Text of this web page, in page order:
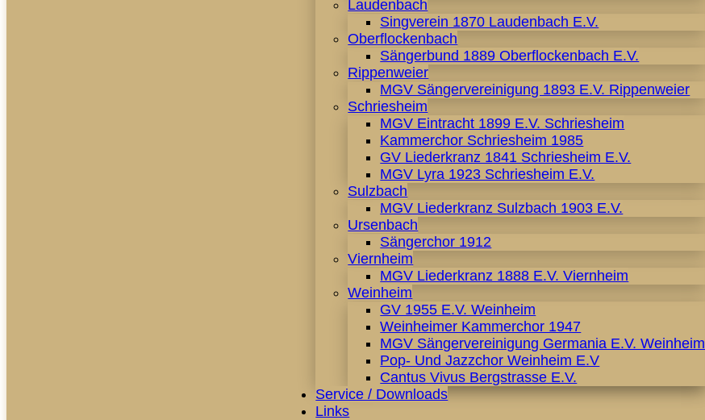
Laudenbach
Singverein 1870 Laudenbach E.V.
Oberflockenbach
Sängerbund 1889 Oberflockenbach E.V.
Rippenweier
MGV Sängervereinigung 1893 E.V. Rippenweier
Schriesheim
MGV Eintracht 1899 E.V. Schriesheim
Kammerchor Schriesheim 1985
GV Liederkranz 1841 Schriesheim E.V.
MGV Lyra 1923 Schriesheim E.V.
Sulzbach
MGV Liederkranz Sulzbach 1903 E.V.
Ursenbach
Sängerchor 1912
Viernheim
MGV Liederkranz 1888 E.V. Viernheim
Weinheim
GV 1955 E.V. Weinheim
Weinheimer Kammerchor 1947
MGV Sängervereinigung Germania E.V. Weinheim
Pop- Und Jazzchor Weinheim E.V
Cantus Vivus Bergstrasse E.V.
Service / Downloads
Links